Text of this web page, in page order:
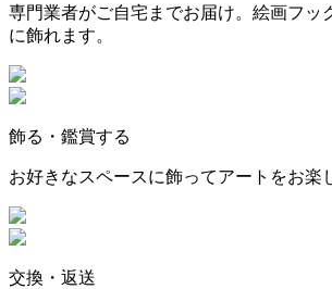
専門業者がご自宅までお届け。絵画フッ
に飾れます。
飾る・鑑賞する
お好きなスペースに飾ってアートをお楽
交換・返送